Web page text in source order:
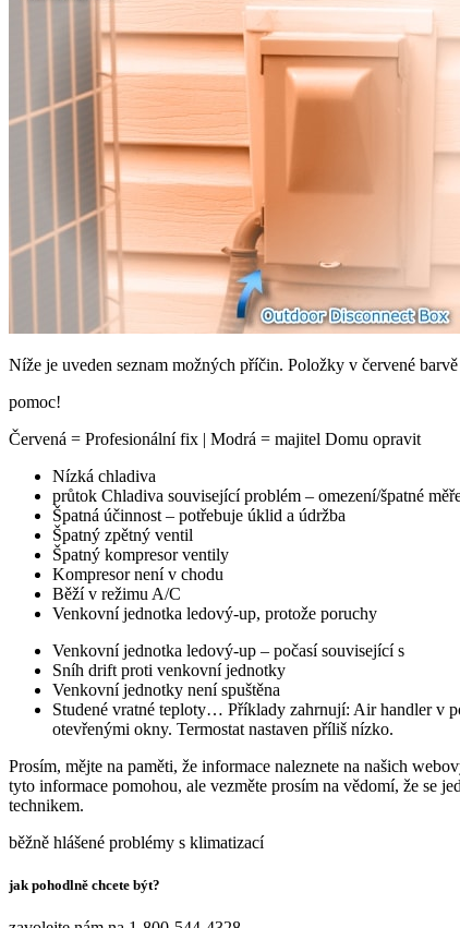
Níže je uveden seznam možných příčin. Položky v červené
pomoc!
Červená = Profesionální fix | Modrá = majitel Domu opravit
Nízká chladiva
průtok Chladiva související problém – omezení/špatné
Špatná účinnost – potřebuje úklid a údržba
Špatný zpětný ventil
Špatný kompresor ventily
Kompresor není v chodu
Běží v režimu A/C
Venkovní jednotka ledový-up, protože poruchy
Venkovní jednotka ledový-up – počasí související s
Sníh drift proti venkovní jednotky
Venkovní jednotky není spuštěna
Studené vratné teploty… Příklady zahrnují: Air handler v
otevřenými okny. Termostat nastaven příliš nízko.
Prosím, mějte na paměti, že informace naleznete na našich
tyto informace pomohou, ale vezměte prosím na vědomí, že se
technikem.
běžně hlášené problémy s klimatizací
jak pohodlně chcete být?